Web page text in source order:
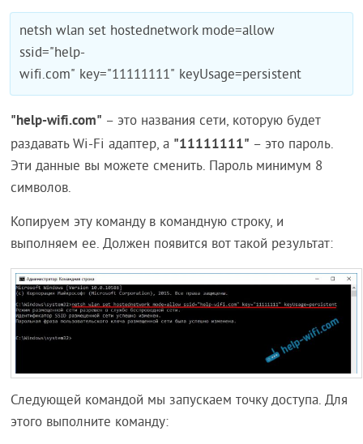
netsh wlan set hostednetwork mode=allow
ssid="help-
wifi.com" key="11111111" keyUsage=persistent
"help-wifi.com" – это названия сети, которую будет
раздавать Wi-Fi адаптер, а "11111111" – это пароль.
Эти данные вы можете сменить. Пароль минимум 8
символов.
Копируем эту команду в командную строку, и
выполняем ее. Должен появится вот такой результат:
Следующей командой мы запускаем точку доступа. Для
этого выполните команду: